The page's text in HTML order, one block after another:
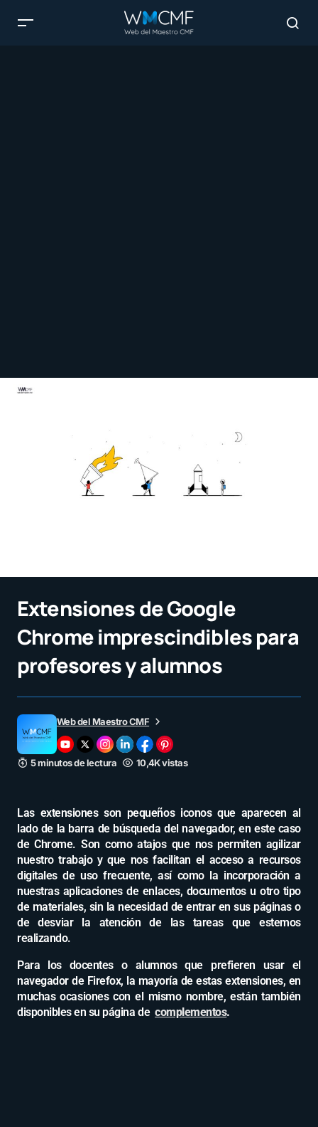
Extensiones de Google
Chrome imprescindibles para
profesores y alumnos
Web del Maestro CMF
5 minutos de lectura 10,4K vistas
Las extensiones son pequeños iconos que aparecen al
lado de la barra de búsqueda del navegador, en este caso
de Chrome. Son como atajos que nos permiten agilizar
nuestro trabajo y que nos facilitan el acceso a recursos
digitales de uso frecuente, así como la incorporación a
nuestras aplicaciones de enlaces, documentos u otro tipo
de materiales, sin la necesidad de entrar en sus páginas o
de desviar la atención de las tareas que estemos
realizando.
Para los docentes o alumnos que prefieren usar el
navegador de Firefox, la mayoría de estas extensiones, en
muchas ocasiones con el mismo nombre, están también
disponibles en su página decomplementos.